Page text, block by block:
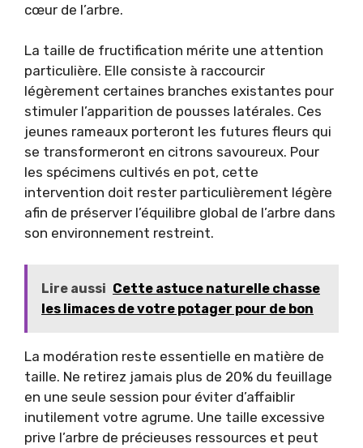
cœur de l’arbre.
La taille de fructification mérite une attention
particulière. Elle consiste à raccourcir
légèrement certaines branches existantes pour
stimuler l’apparition de pousses latérales. Ces
jeunes rameaux porteront les futures fleurs qui
se transformeront en citrons savoureux. Pour
les spécimens cultivés en pot, cette
intervention doit rester particulièrement légère
afin de préserver l’équilibre global de l’arbre dans
son environnement restreint.
Lire aussi Cette astuce naturelle chasse
les limaces de votre potager pour de bon
La modération reste essentielle en matière de
taille. Ne retirez jamais plus de 20% du feuillage
en une seule session pour éviter d’affaiblir
inutilement votre agrume. Une taille excessive
prive l’arbre de précieuses ressources et peut